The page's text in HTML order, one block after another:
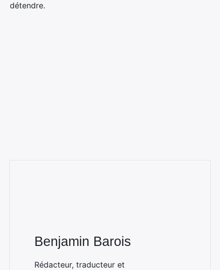
détendre.
Benjamin Barois
Rédacteur, traducteur et